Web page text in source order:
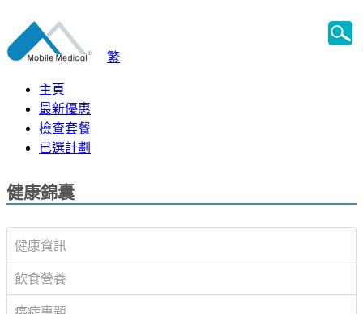
繁
主頁
最新優惠
檢查套餐
已選計劃
健康錦囊
健康資訊
飲食營養